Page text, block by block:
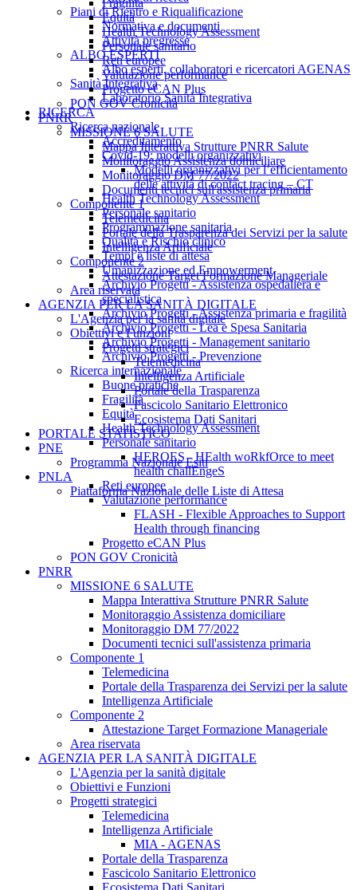
Equità
Health Technology Assessment
Personale sanitario
Reti europee
Valutazione performance
Progetto eCAN Plus
PON GOV Cronicità
PNRR
MISSIONE 6 SALUTE
Mappa Interattiva Strutture PNRR Salute
Monitoraggio Assistenza domiciliare
Monitoraggio DM 77/2022
Documenti tecnici sull'assistenza primaria
Componente 1
Telemedicina
Portale della Trasparenza dei Servizi per la salute
Intelligenza Artificiale
Componente 2
Attestazione Target Formazione Manageriale
Area riservata
AGENZIA PER LA SANITÀ DIGITALE
L'Agenzia per la sanità digitale
Obiettivi e Funzioni
Progetti strategici
Telemedicina
Intelligenza Artificiale
Portale della Trasparenza
Fascicolo Sanitario Elettronico
Ecosistema Dati Sanitari
PORTALE STATISTICO
PNE
Programma Nazionale Esiti
PNLA
Piattaforma Nazionale delle Liste di Attesa
Piani di Rientro e Riqualificazione
Normativa e documenti
Attività pregresse
ALBO ESPERTI
Albo esperti, collaboratori e ricercatori AGENAS
Sanità Integrativa
Laboratorio Sanità Integrativa
RICERCA
Ricerca nazionale
Accreditamento
Covid-19: modelli organizzativi
Modelli organizzativi per l’efficientamento
delle attività di contact tracing – CT
Health Technology Assessment
Personale sanitario
Programmazione sanitaria
Qualità e Rischio clinico
Tempi e liste di attesa
Umanizzazione ed Empowerment
Archivio Progetti - Assistenza ospedaliera e
specialistica
Archivio Progetti - Assistenza primaria e fragilità
Archivio Progetti - Lea e Spesa Sanitaria
Archivio Progetti - Management sanitario
Archivio Progetti - Prevenzione
Ricerca internazionale
Buone pratiche
Fragilità
Equità
Health Technology Assessment
Personale sanitario
HEROES - HEalth woRkfOrce to meet
health challEngeS
Reti europee
Valutazione performance
FLASH - Flexible Approaches to Support
Health through financing
Progetto eCAN Plus
PON GOV Cronicità
PNRR
MISSIONE 6 SALUTE
Mappa Interattiva Strutture PNRR Salute
Monitoraggio Assistenza domiciliare
Monitoraggio DM 77/2022
Documenti tecnici sull'assistenza primaria
Componente 1
Telemedicina
Portale della Trasparenza dei Servizi per la salute
Intelligenza Artificiale
Componente 2
Attestazione Target Formazione Manageriale
Area riservata
AGENZIA PER LA SANITÀ DIGITALE
L'Agenzia per la sanità digitale
Obiettivi e Funzioni
Progetti strategici
Telemedicina
Intelligenza Artificiale
MIA - AGENAS
Portale della Trasparenza
Fascicolo Sanitario Elettronico
Ecosistema Dati Sanitari